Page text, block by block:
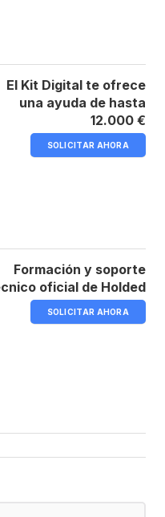
El Kit Digital te ofrece
una ayuda de hasta
12.000 €
SOLICITAR AHORA
Formación y soporte
oficial de Holded
SOLICITAR AHORA